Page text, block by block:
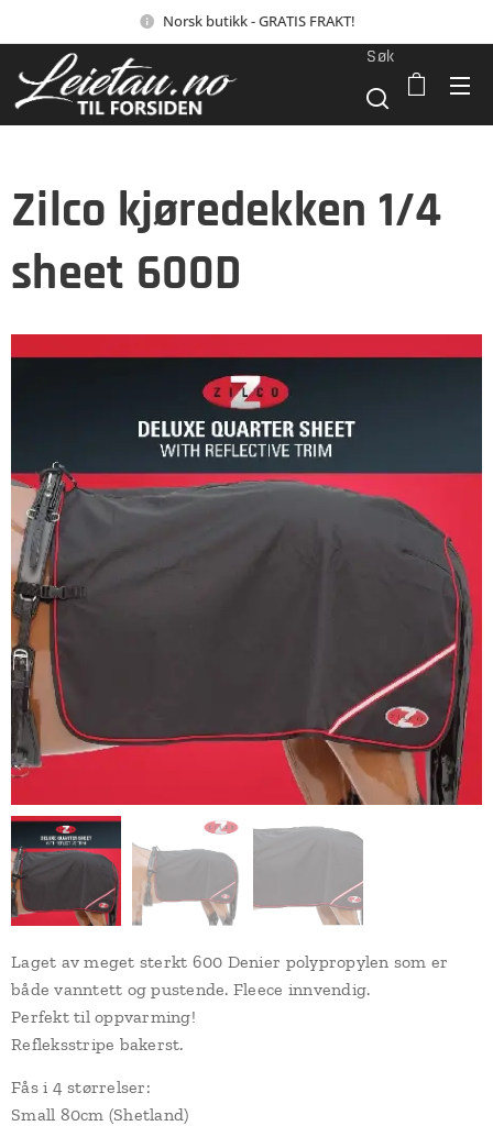
Norsk butikk - GRATIS FRAKT!
Søk
Zilco kjøredekken 1/4
sheet 600D
Laget av meget sterkt 600 Denier polypropylen som er
både vanntett og pustende. Fleece innvendig.
Perfekt til oppvarming!
Refleksstripe bakerst.
Fås i 4 størrelser:
Small 80cm (Shetland)